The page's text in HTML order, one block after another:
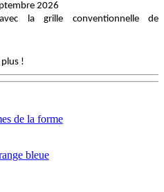
2026
la grille conventionnelle de
!
bleue